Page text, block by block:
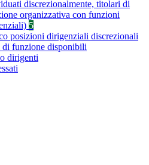
discrezionalmente, titolari di
organizzativa con funzioni
5
posizioni dirigenziali discrezionali
di funzione disponibili
dirigenti